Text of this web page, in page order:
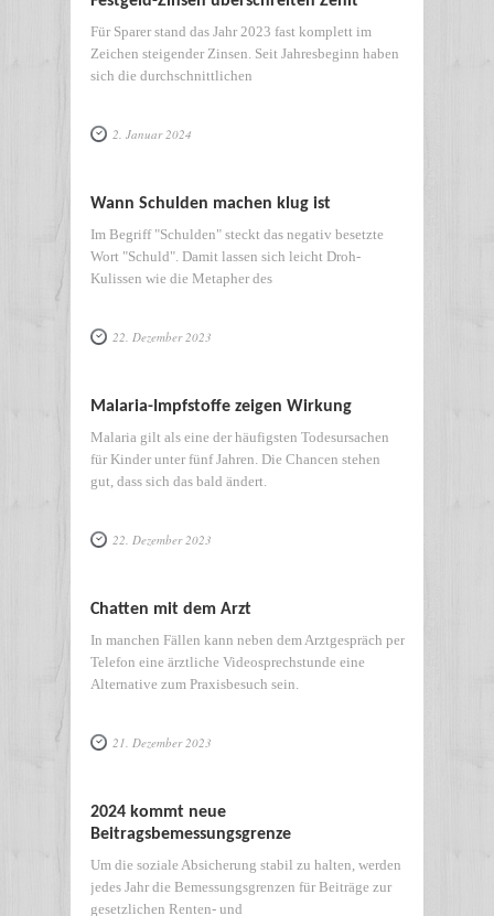
Für Sparer stand das Jahr 2023 fast komplett im
Zeichen steigender Zinsen. Seit Jahresbeginn haben
sich die durchschnittlichen
2. Januar 2024
Wann Schulden machen klug ist
Im Begriff "Schulden" steckt das negativ besetzte
Wort "Schuld". Damit lassen sich leicht Droh-
Kulissen wie die Metapher des
22. Dezember 2023
Malaria-Impfstoffe zeigen Wirkung
Malaria gilt als eine der häufigsten Todesursachen
für Kinder unter fünf Jahren. Die Chancen stehen
gut, dass sich das bald ändert.
22. Dezember 2023
Chatten mit dem Arzt
In manchen Fällen kann neben dem Arztgespräch per
Telefon eine ärztliche Videosprechstunde eine
Alternative zum Praxisbesuch sein.
21. Dezember 2023
2024 kommt neue
Beitragsbemessungsgrenze
Um die soziale Absicherung stabil zu halten, werden
jedes Jahr die Bemessungsgrenzen für Beiträge zur
gesetzlichen Renten- und